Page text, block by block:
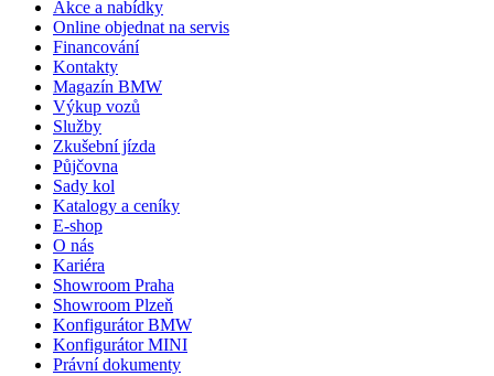
Akce a nabídky
Online objednat na servis
Financování
Kontakty
Magazín BMW
Výkup vozů
Služby
Zkušební jízda
Půjčovna
Sady kol
Katalogy a ceníky
E-shop
O nás
Kariéra
Showroom Praha
Showroom Plzeň
Konfigurátor BMW
Konfigurátor MINI
Právní dokumenty